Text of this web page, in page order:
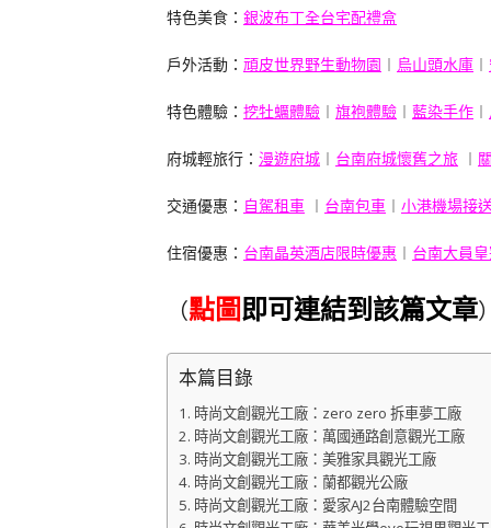
特色美食： 銀波布丁全台宅配禮盒
戶外活動： 頑皮世界野生動物園 ︱ 烏山頭水庫 ︱
特色體驗： 挖牡蠣體驗 ︱ 旗袍體驗 ︱ 藍染手作 ︱
府城輕旅行： 漫遊府城 ︱ 台南府城懷舊之旅 ︱
交通優惠： 自駕租車 ︱ 台南包車 ︱ 小港機場接
住宿優惠： 台南晶英酒店限時優惠 ︱ 台南大員
（點圖即可連結到該篇文章
本篇目錄
時尚文創觀光工廠：zero zero 拆車夢工廠
時尚文創觀光工廠：萬國通路創意觀光工廠
時尚文創觀光工廠：美雅家具觀光工廠
時尚文創觀光工廠：蘭都觀光公廠
時尚文創觀光工廠：愛家AJ2台南體驗空間